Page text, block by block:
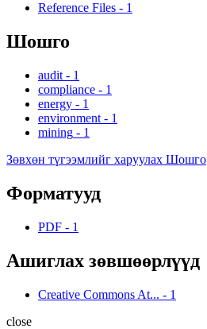
Reference Files - 1
Шошго
audit - 1
compliance - 1
energy - 1
environment - 1
mining - 1
Зөвхөн түгээмлийг харуулах Шошго
Форматууд
PDF - 1
Ашиглах зөвшөөрлүүд
Creative Commons At... - 1
close